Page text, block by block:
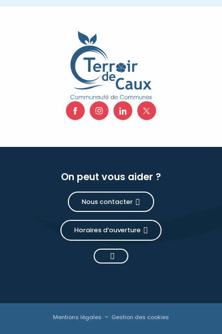
On peut vous aider ?
Nous contacter
Horaires d’ouverture
Mentions légales Gestion des cookies